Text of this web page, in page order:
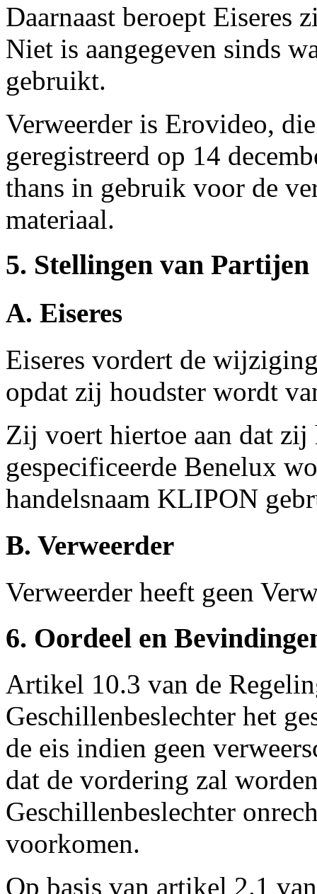
Daarnaast beroept Eiseres
Niet is aangegeven sinds
gebruikt.
Verweerder is Erovideo,
geregistreerd op 14
thans in gebruik voor de
materiaal.
5. Stellingen van Partijen
A. Eiseres
Eiseres vordert de
opdat zij houdster wordt
Zij voert hiertoe aan dat zij
gespecificeerde Benelux
handelsnaam KLIPON
B. Verweerder
Verweerder heeft geen
6. Oordeel en
Artikel 10.3 van de
Geschillenbeslechter het
de eis indien geen
dat de vordering zal
Geschillenbeslechter
voorkomen.
Op basis van artikel 2.1